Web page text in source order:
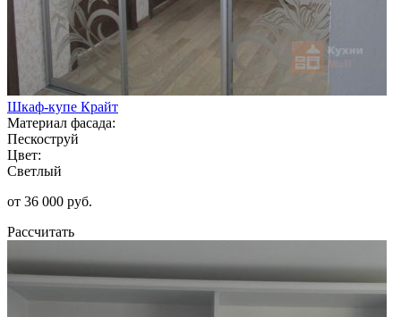
Шкаф-купе Крайт
Материал фасада:
Пескоструй
Цвет:
Светлый
от 36 000 руб.
Рассчитать